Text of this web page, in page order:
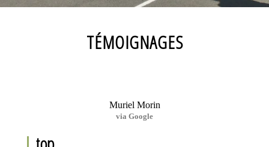
TÉMOIGNAGES
Muriel Morin
via Google